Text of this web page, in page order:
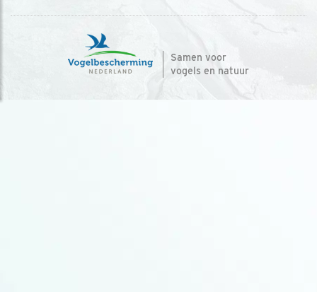
Samen voor
vogels en natuur